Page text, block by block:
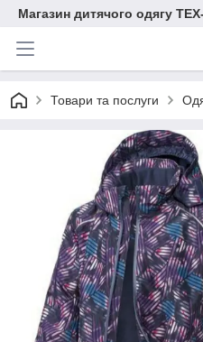
Магазин дитячого одягу
Товари та послуги